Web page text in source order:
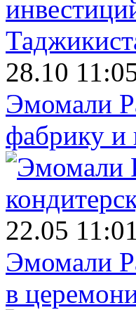
28.10
Эмомали
фабрику и
22.05 11:01
Эмомали
в